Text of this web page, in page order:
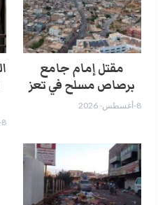
مقتل إمام جامع
برصاص مسلح في تعز
8-أغسطس- 2026
8-أغسطس- 2026